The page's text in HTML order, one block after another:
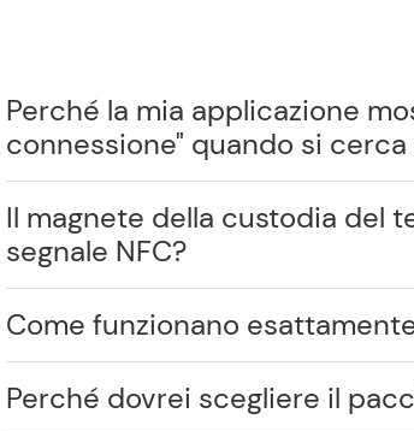
Perché la mia applicazione
connessione" quando si
Il magnete della custodia del
segnale NFC?
Come funzionano
Perché dovrei scegliere il